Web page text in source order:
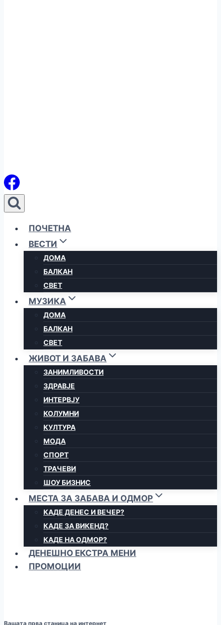
ПОЧЕТНА
ВЕСТИ
ДОМА
БАЛКАН
СВЕТ
МУЗИКА
ДОМА
БАЛКАН
СВЕТ
ЖИВОТ И ЗАБАВА
ЗАНИМЛИВОСТИ
ЗДРАВЈЕ
ИНТЕРВЈУ
КОЛУМНИ
КУЛТУРА
МОДА
СПОРТ
ТРАЧЕВИ
ШОУ БИЗНИС
МЕСТА ЗА ЗАБАВА И ОДМОР
КАДЕ ДЕНЕС И ВЕЧЕР?
КАДЕ ЗА ВИКЕНД?
КАДЕ НА ОДМОР?
ДЕНЕШНО ЕКСТРА МЕНИ
ПРОМОЦИИ
Вашата прва станица на интернет